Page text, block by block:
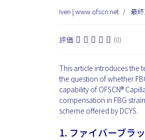
Iven | www.ofscn.net 最
評価 (0)
This article introduces the
the question of whether
capability of OFSCN®
compensation in FBG
scheme offered by DCYS.
1. ファイバーブラ